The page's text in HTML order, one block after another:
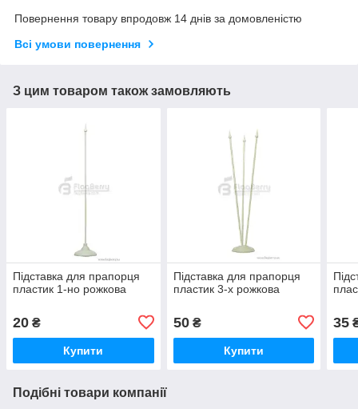
Повернення товару впродовж 14 днів за домовленістю
Всі умови повернення
З цим товаром також замовляють
Підставка для прапорця
пластик 1-но рожкова
20 ₴
Купити
Підставка для прапорця
пластик 3-х рожкова
50₴
Купити
35
Подібні товари компанії